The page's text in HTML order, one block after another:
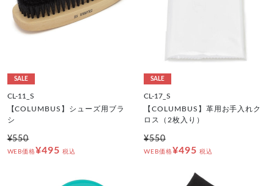
SALE
CL-11_S
【COLUMBUS】シューズ用ブラ
シ
¥550
WEB価格¥495 税込
SALE
CL-17_S
【COLUMBUS】革用お手入れク
ロス（2枚入り）
¥550
WEB価格¥495 税込